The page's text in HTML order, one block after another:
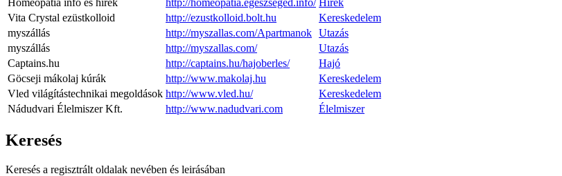
Homeopátia infó és hírek
http://homeopatia.egeszseged.info/ Hírek
Vita Crystal ezüstkolloid
http://ezustkolloid.bolt.hu
Kereskedelem
myszállás
http://myszallas.com/Apartmanok Utazás
myszállás
http://myszallas.com/
Utazás
Captains.hu
http://captains.hu/hajoberles/
Hajó
Göcseji mákolaj kúrák
http://www.makolaj.hu
Kereskedelem
Vled világítástechnikai megoldások http://www.vled.hu/
Kereskedelem
Nádudvari Élelmiszer Kft.
http://www.nadudvari.com Élelmiszer
Keresés
Keresés a regisztrált oldalak nevében és leirásában